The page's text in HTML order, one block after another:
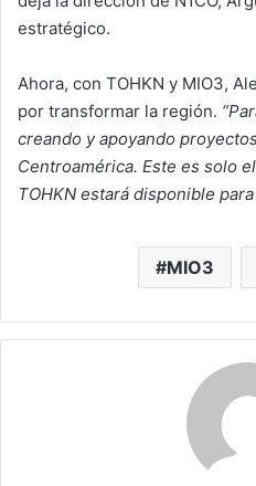
estratégico.
Ahora, con TOHKN y MIO3,
por transformar la región.
creando y apoyando
Centroamérica. Este es solo
TOHKN estará disponible
MIO3